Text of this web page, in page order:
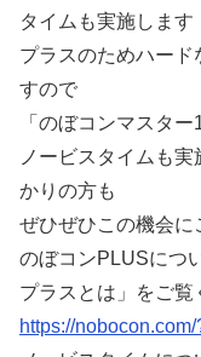
タイムも実施します
プラスのためハード
すので
「のぼコンマスタ
ノービスタイムも
かりの方も
ぜひぜひこの機会に
のぼコンPLUSにつ
プラスとは」をご覧
https://